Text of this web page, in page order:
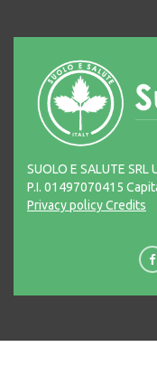
SUOLO E SALUTE
P.I. 01497070415
Privacy policyCredits